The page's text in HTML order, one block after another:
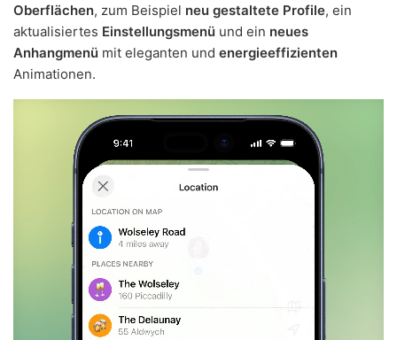
Oberflächen, zum Beispiel neu gestaltete Profile, ein
aktualisiertes Einstellungsmenü und ein neues
Anhangmenü mit eleganten und energieeffizienten
Animationen.